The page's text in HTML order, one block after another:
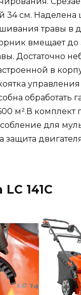
34 см. Наделена
травы в
вмещает до
Достаточно
в
управления
обработать
м².В комплект
для
защита
141C